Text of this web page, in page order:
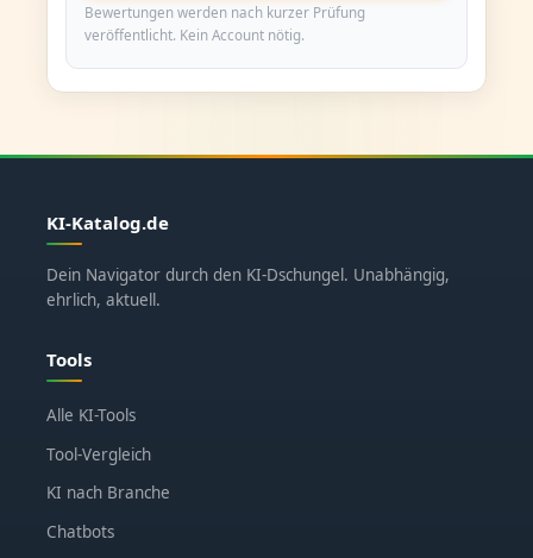
Bewertungen werden nach kurzer Prüfung
veröffentlicht. Kein Account nötig.
KI-Katalog.de
Dein Navigator durch den KI-Dschungel. Unabhängig,
ehrlich, aktuell.
Tools
Alle KI-Tools
Tool-Vergleich
KI nach Branche
Chatbots